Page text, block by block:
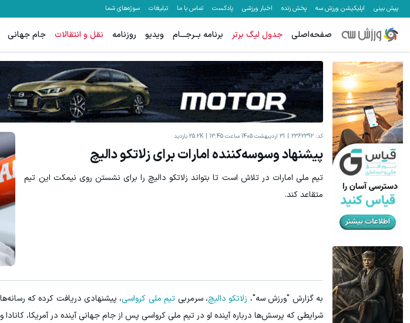
پیش بینی اپلیکیشن ورزش سه پخش زنده اخبار ورزشی پادکست تماس با ما تبلیغات سوژه‌های شما
صفحه‌اصلی جدول لیگ برتر برنامه بــرجـــام ویدیو روزنامه نقل و انتقالات جام جهانی
کد: 2362392 31 اردیبهشت 1405 ساعت 13:45 25.2K بازدید
پیشنهاد وسوسه‌کننده امارات برای زلاتکو دالیچ
تیم ملی امارات در تلاش است تا بتواند زلاتکو دالیچ را برای نشستن روی نیمکت این تیم
متقاعد کند.
به گزارش "ورزش سه"، زلاتکو دالیچ، سرمربی تیم ملی کرواسی، پیشنهادی دریافت کرده که
شرایطی که پرسش‌ها درباره آینده او در تیم ملی کرواسی پس از جام جهانی آینده در آمریکا،